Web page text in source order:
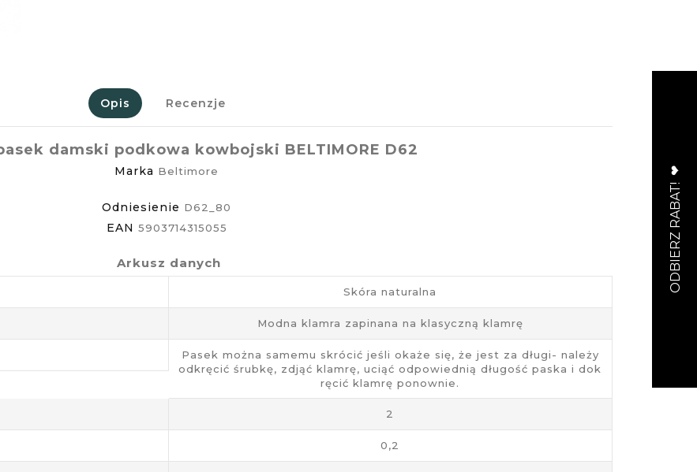
Opis Recenzje
damski podkowa kowbojski BELTIMORE D62
Marka Beltimore
Odniesienie D62_80
EAN 5903714315055
Arkusz danych
Skóra naturalna
Modna klamra zapinana na klasyczną klamrę
Pasek można samemu skrócić jeśli okaże się, że jest za długi- należy
odkręcić śrubkę, zdjąć klamrę, uciąć odpowiednią długość paska i dok
ręcić klamrę ponownie.
2
0,2